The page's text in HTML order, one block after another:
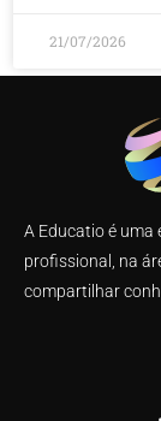
21/07/2026
A Educatio é uma
profissional, na
compartilhar